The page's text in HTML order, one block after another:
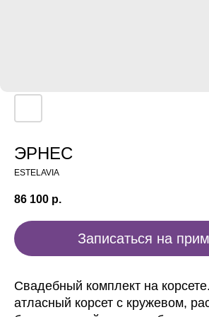
ЭРНЕС
ESTELAVIA
86 100 р.
Записаться на
Свадебный комплект на
атласный корсет с кружевом,